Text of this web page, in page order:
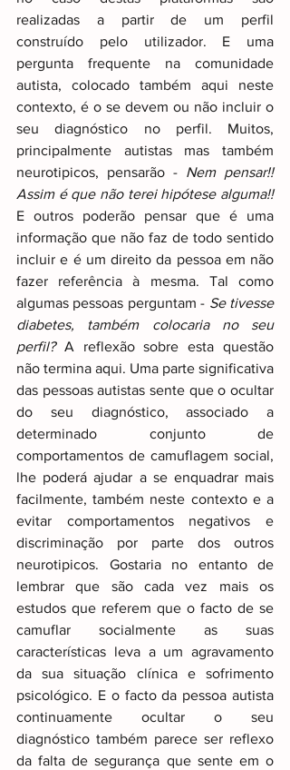
realizadas a partir de um perfil
construído pelo utilizador. E uma
pergunta frequente na comunidade
autista, colocado também aqui neste
contexto, é o se devem ou não incluir o
seu diagnóstico no perfil. Muitos,
principalmente autistas mas também
neurotipicos, pensarão - Nem pensar!!
Assim é que não terei hipótese alguma!!
E outros poderão pensar que é uma
informação que não faz de todo sentido
incluir e é um direito da pessoa em não
fazer referência à mesma. Tal como
algumas pessoas perguntam - Se tivesse
diabetes, também colocaria no seu
perfil? A reflexão sobre esta questão
não termina aqui. Uma parte significativa
das pessoas autistas sente que o ocultar
do seu diagnóstico, associado a
determinado conjunto de
comportamentos de camuflagem social,
lhe poderá ajudar a se enquadrar mais
facilmente, também neste contexto e a
evitar comportamentos negativos e
discriminação por parte dos outros
neurotipicos. Gostaria no entanto de
lembrar que são cada vez mais os
estudos que referem que o facto de se
camuflar socialmente as suas
características leva a um agravamento
da sua situação clínica e sofrimento
psicológico. E o facto da pessoa autista
continuamente ocultar o seu
diagnóstico também parece ser reflexo
da falta de segurança que sente em o